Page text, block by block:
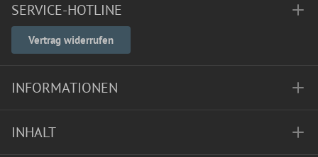
SERVICE-HOTLINE
Vertrag widerrufen
INFORMATIONEN
INHALT